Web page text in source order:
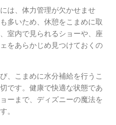
は、体力管理が欠かせませ
多いため、休憩をこまめに取
室内で見られるショーや、座
をあらかじめ見つけておくの
、こまめに水分補給を行うこ
です。健康で快適な状態であ
ーまで、ディズニーの魔法を
。